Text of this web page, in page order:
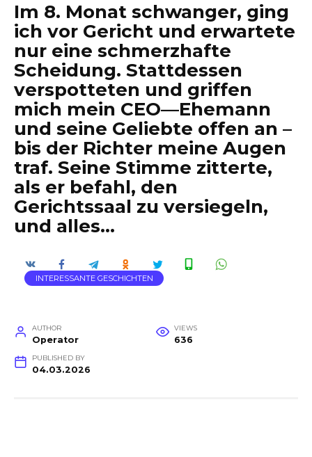
Im 8. Monat schwanger, ging
ich vor Gericht und erwartete
nur eine schmerzhafte
Scheidung. Stattdessen
verspotteten und griffen
mich mein CEO—Ehemann
und seine Geliebte offen an –
bis der Richter meine Augen
traf. Seine Stimme zitterte,
als er befahl, den
Gerichtssaal zu versiegeln,
und alles…
INTERESSANTE GESCHICHTEN
AUTHOR
Operator
VIEWS
636
PUBLISHED BY
04.03.2026